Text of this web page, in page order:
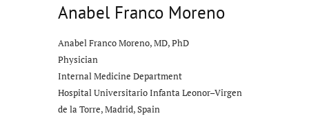
Anabel Franco Moreno
Anabel Franco Moreno, MD, PhD
Physician
Internal Medicine Department
Hospital Universitario Infanta Leonor–Virgen
de la Torre, Madrid, Spain